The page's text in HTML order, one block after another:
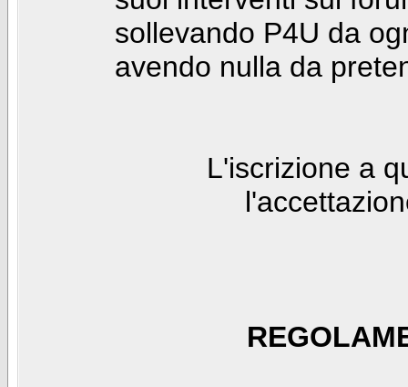
sollevando P4U da
avendo nulla da
L'iscrizione a